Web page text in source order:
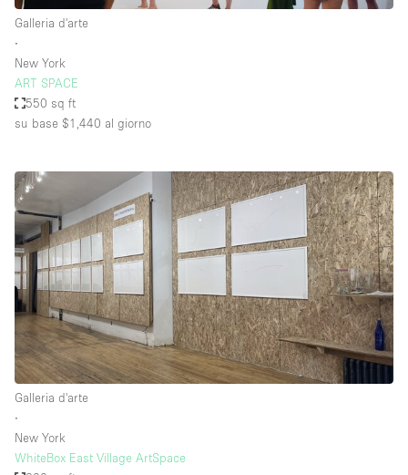
Galleria d'arte
∙
New York
ART SPACE
550 sq ft
su base $1,440 al giorno
Galleria d'arte
∙
New York
WhiteBox East Village ArtSpace